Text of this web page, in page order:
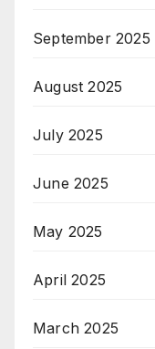
September 2025
August 2025
July 2025
June 2025
May 2025
April 2025
March 2025